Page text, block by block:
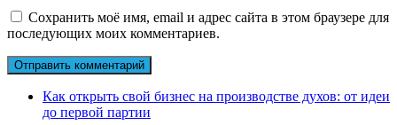
Сохранить моё имя, email и адрес сайта в этом браузере для
последующих моих комментариев.
Как открыть свой бизнес на производстве духов: от идеи
до первой партии